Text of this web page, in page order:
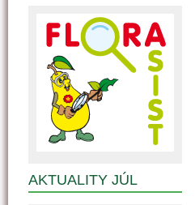
AKTUALITY JÚL